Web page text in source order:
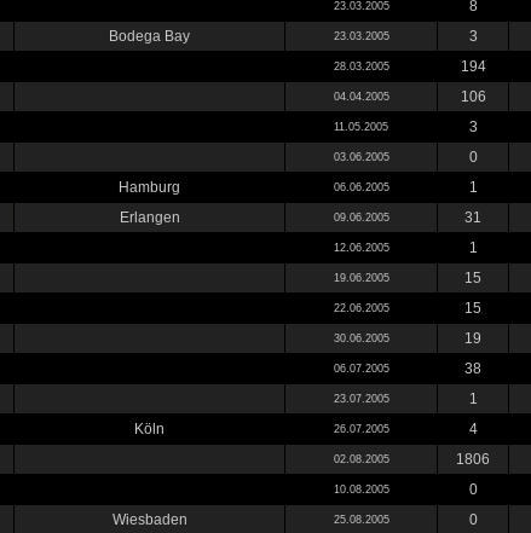
23.03.2005
8
Bodega Bay 23.03.2005
3
28.03.2005
194
04.04.2005
106
11.05.2005
3
03.06.2005
0
Hamburg 06.06.2005
1
Erlangen 09.06.2005
31
12.06.2005
1
19.06.2005
15
22.06.2005
15
30.06.2005
19
06.07.2005
38
23.07.2005
1
Köln 26.07.2005
4
02.08.2005
1806
10.08.2005
0
Wiesbaden 25.08.2005 0